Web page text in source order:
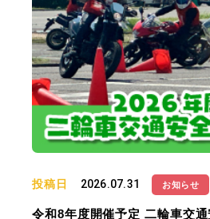
投稿日 2026.07.31 お知らせ
令和8年度開催予定 二輪車交